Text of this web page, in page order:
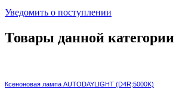
Уведомить о поступлении
Товары данной категории
Ксеноновая лампа AUTODAYLIGHT (D4R;5000K)